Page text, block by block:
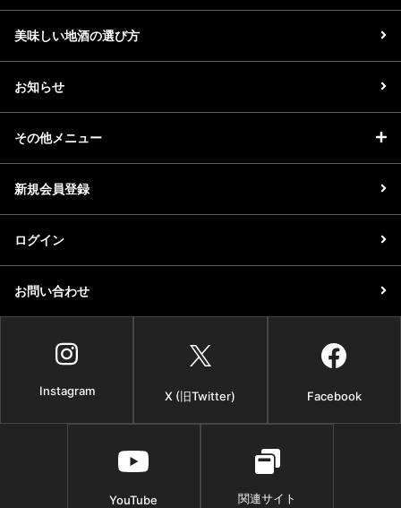
美味しい地酒の選び方
お知らせ
その他メニュー
新規会員登録
ログイン
お問い合わせ
Instagram X (旧Twitter) Facebook
YouTube 関連サイト